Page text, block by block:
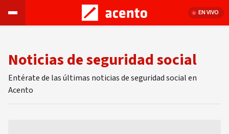
EN VIVO
Noticias de seguridad social
Entérate de las últimas noticias de seguridad social en
Acento